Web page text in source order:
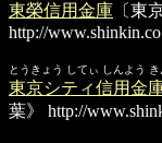
東榮信用金庫 〔東
http://
とうきょう してぃ しんよう き
東京シティ信用金
葉》
http://